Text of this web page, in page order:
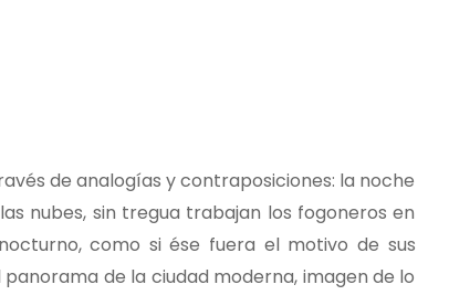
de analogías y contraposiciones: la noche
nubes, sin tregua trabajan los fogoneros en
como si ése fuera el motivo de sus
de la ciudad moderna, imagen de lo